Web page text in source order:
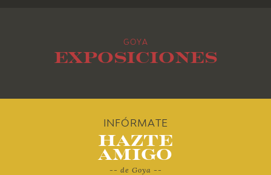
GOYA
Exposiciones
INFÓRMATE
Hazte
Amigo
-- de Goya --